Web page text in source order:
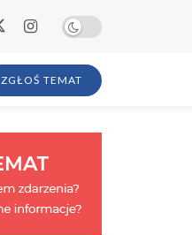
ZGŁOŚ TEMAT